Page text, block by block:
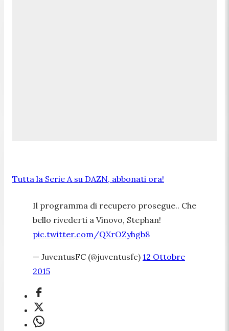
Tutta la Serie A su DAZN, abbonati ora!
Il programma di recupero prosegue.. Che
bello rivederti a Vinovo, Stephan!
pic.twitter.com/QXrOZyhgb8
— JuventusFC (@juventusfc) 12 Ottobre
2015